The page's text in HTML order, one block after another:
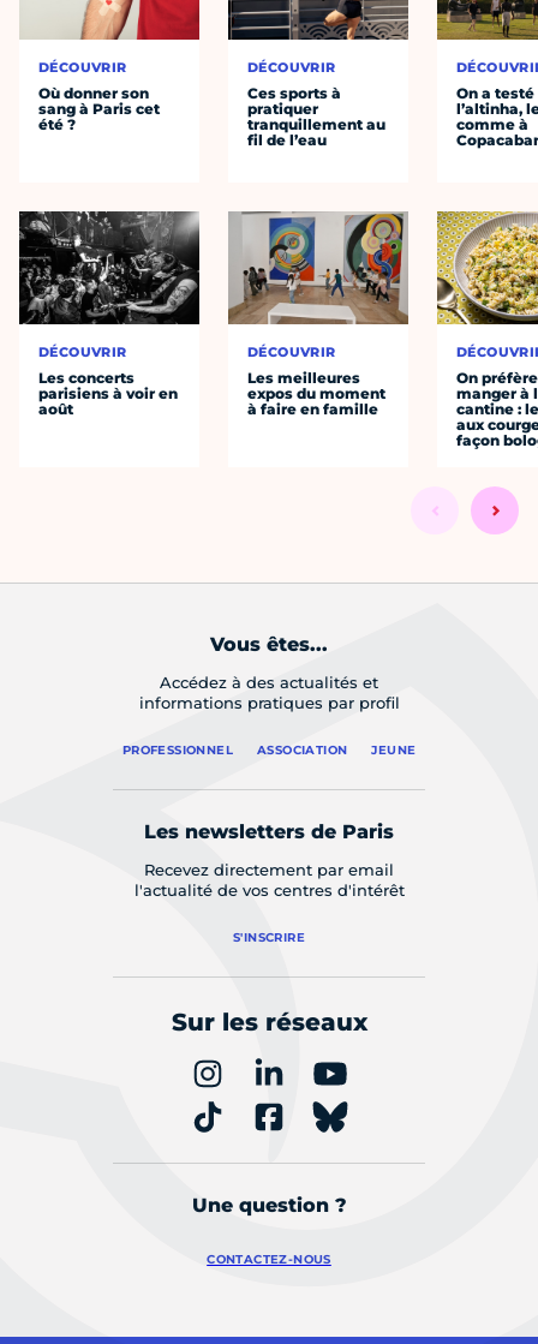
DÉCOUVRIR
Où donner son
sang à Paris cet
été ?
DÉCOUVRIR
Les concerts
parisiens à voir en
août
DÉCOUVRIR
Ces sports à
pratiquer
tranquillement au
fil de l’eau
DÉCOUVRIR
Les meilleures
expos du moment
à faire en famille
On a testé
l’altinha,
comme à
On préfère
manger à
cantine :
aux
façon
Vous êtes...
Accédez à des actualités et
informations pratiques par profil
PROFESSIONNEL ASSOCIATION JEUNE
Les newsletters de Paris
Recevez directement par email
l'actualité de vos centres d'intérêt
S'INSCRIRE
Sur les réseaux
Une question ?
CONTACTEZ-NOUS